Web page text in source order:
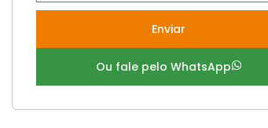
Enviar
Ou fale pelo WhatsApp